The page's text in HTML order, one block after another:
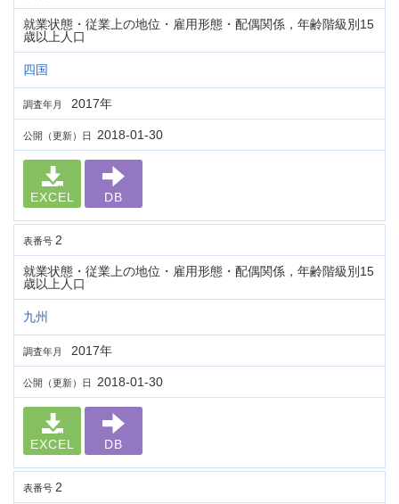
就業状態・従業上の地位・雇用形態・配偶関係，年齢階級別15
歳以上人口
四国
調査年月 2017年
公開（更新）日 2018-01-30
EXCEL DB
表番号 2
就業状態・従業上の地位・雇用形態・配偶関係，年齢階級別15
歳以上人口
九州
調査年月 2017年
公開（更新）日 2018-01-30
EXCEL DB
表番号 2